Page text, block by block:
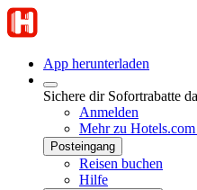
App herunterladen
Sichere dir Sofortrabatte
Anmelden
Mehr zu
Posteingang
Reisen buchen
Hilfe